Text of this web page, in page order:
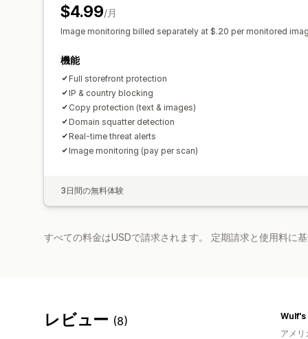
$4.99/月
Image monitoring billed separately at $.20 per monitored
機能
Full storefront protection
IP & country blocking
Copy protection (text & images)
Domain squatter detection
Real-time threat alerts
Image monitoring (pay per scan)
3日間の無料体験
すべての料金はUSDで請求されます。 定期請求と使用料に
レビュー (8)
Wulf's
アメリ